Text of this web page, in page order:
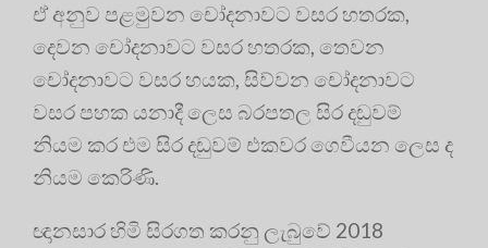
ඒ අනුව පළමුවන චෝදනාවට වසර හතරක,
දෙවන චෝදනාවට වසර හතරක, තෙවන
චෝදනාවට වසර හයක, සිව්වන චෝදනාවට
වසර පහක යනාදී ලෙස බරපතල සිර දඬුවම්
නියම කර එම සිර දඬුවම් එකවර ගෙවීයන ලෙස ද
නියම කෙරිණි.
ඥානසාර හිමි සිරගත කරනු ලැබුවේ 2018